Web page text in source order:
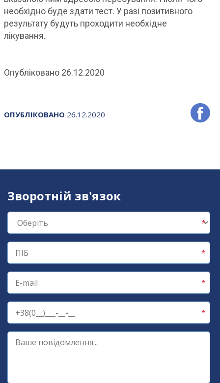
необхідно буде здати тест. У разі позитивного
результату будуть проходити необхідне
лікування.
Опубліковано 26.12.2020
ОПУБЛІКОВАНО 26.12.2020
Зворотній зв'язок